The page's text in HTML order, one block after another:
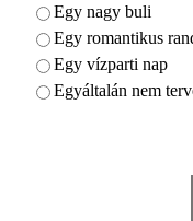
Egy nagy buli
Egy romantikus
Egy vízparti nap
Egyáltalán nem